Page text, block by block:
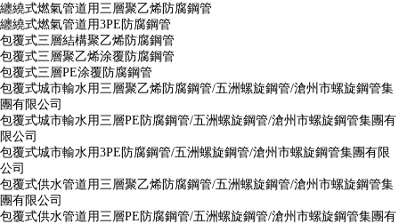
纏繞式燃氣管道用三層聚乙烯防腐鋼管
纏繞式燃氣管道用3PE防腐鋼管
包覆式三層結構聚乙烯防腐鋼管
包覆式三層聚乙烯涂覆防腐鋼管
包覆式三層PE涂覆防腐鋼管
包覆式城市輸水用三層聚乙烯防腐鋼管/五洲螺旋鋼管/滄州市螺旋鋼管集
團有限公司
包覆式城市輸水用三層PE防腐鋼管/五洲螺旋鋼管/滄州市螺旋鋼管集團有
限公司
包覆式城市輸水用3PE防腐鋼管/五洲螺旋鋼管/滄州市螺旋鋼管集團有限
公司
包覆式供水管道用三層聚乙烯防腐鋼管/五洲螺旋鋼管/滄州市螺旋鋼管集
團有限公司
包覆式供水管道用三層PE防腐鋼管/五洲螺旋鋼管/滄州市螺旋鋼管集團有